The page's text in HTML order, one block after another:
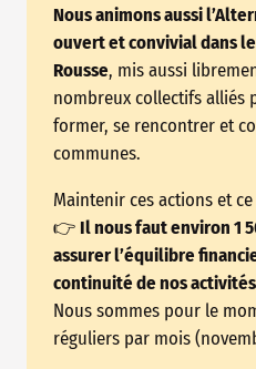
Nous animons aussi
ouvert et convivial dans
Rousse, mis aussi
nombreux collectifs alliés
former, se rencontrer et
communes.
Maintenir ces actions et
👉 Il nous faut environ 1
assurer l’équilibre
continuité de nos
Nous sommes pour le
réguliers par mois